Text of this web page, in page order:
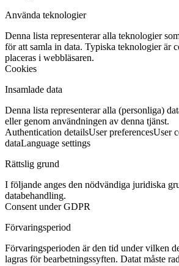
Använda teknologier
Denna lista representerar alla teknologier
för att samla in data. Typiska teknologier är
placeras i webbläsaren.
Cookies
Insamlade data
Denna lista representerar alla (personliga)
eller genom användningen av denna tjänst.
Authentication detailsUser preferencesUser
dataLanguage settings
Rättslig grund
I följande anges den nödvändiga juridiska
databehandling.
Consent under GDPR
Förvaringsperiod
Förvaringsperioden är den tid under vilken
lagras för bearbetningssyften. Datat måste